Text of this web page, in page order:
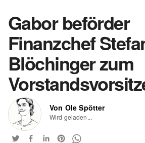
Gabor beförder
Finanzchef
Blöchinger zum
Von Ole Spötter
Wird geladen...